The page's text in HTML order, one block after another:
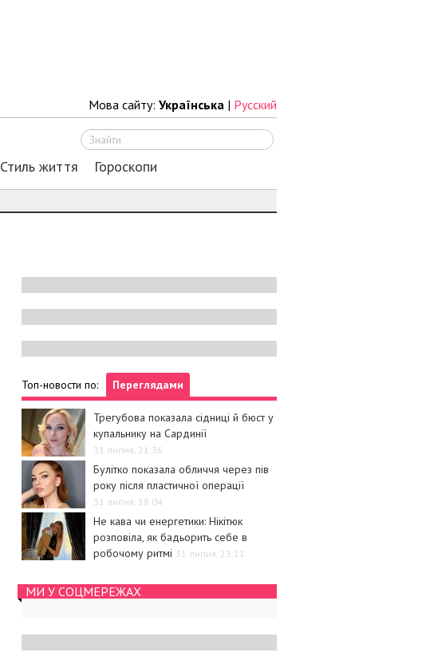
Мова сайту: Українська | Русский
Стиль життя Гороскопи
Топ-новости по: Переглядами
Трегубова показала сідниці й бюст у
купальнику на Сардинії
31 липня, 21:36
Булітко показала обличчя через пів
року після пластичної операції
31 липня, 18:04
Не кава чи енергетики: Нікітюк
розповіла, як бадьорить себе в
робочому ритмі 31 липня, 23:11
МИ У СОЦМЕРЕЖАХ